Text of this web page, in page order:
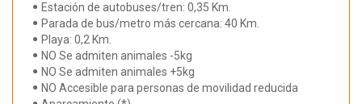
Estación de autobuses/tren: 0,35 Km.
Parada de bus/metro más cercana: 40 Km.
Playa: 0,2 Km.
NO Se admiten animales -5kg
NO Se admiten animales +5kg
NO Accesible para personas de movilidad reducida